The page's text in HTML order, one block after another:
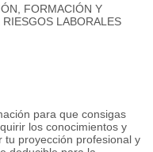
FORMACIÓN Y
LABORALES
para que consigas
los conocimientos y
tu proyección profesional y